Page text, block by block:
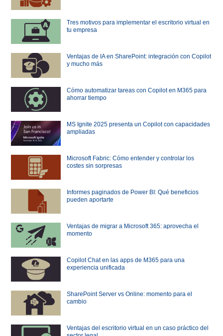
Tres motivos para implementar el escritorio virtual en
tu empresa
Ventajas de IA en SharePoint: integración con Copilot
y mucho más
Cómo automatizar tareas con Copilot en M365 para
ahorrar tiempo
MS Ignite 2025 presenta un Copilot con capacidades
ampliadas
Microsoft Fabric: Cómo entender y controlar los
costes sin sorpresas
Informes paginados de Power BI: Qué beneficios
pueden aportarte
Ventajas de migrar a Microsoft 365: aprovecha el
momento
Copilot Chat en las apps de M365 para una
experiencia unificada
SharePoint Server vs Online: momento para el
cambio
Ventajas del escritorio virtual en un caso práctico del